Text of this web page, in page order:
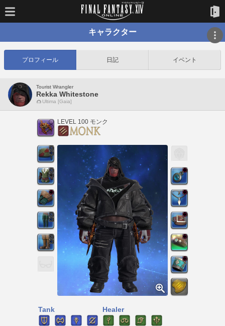
キャラクター
プロフィール 日記 イベント
Tourist Wrangler
Rekka Whitestone
Ultima [Gaia]
LEVEL 100 モンク
Tank Healer